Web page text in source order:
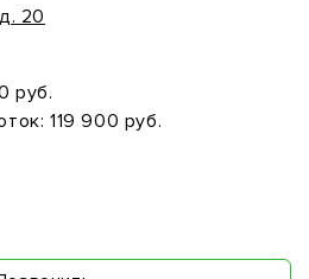
20
руб.
119 900 руб.